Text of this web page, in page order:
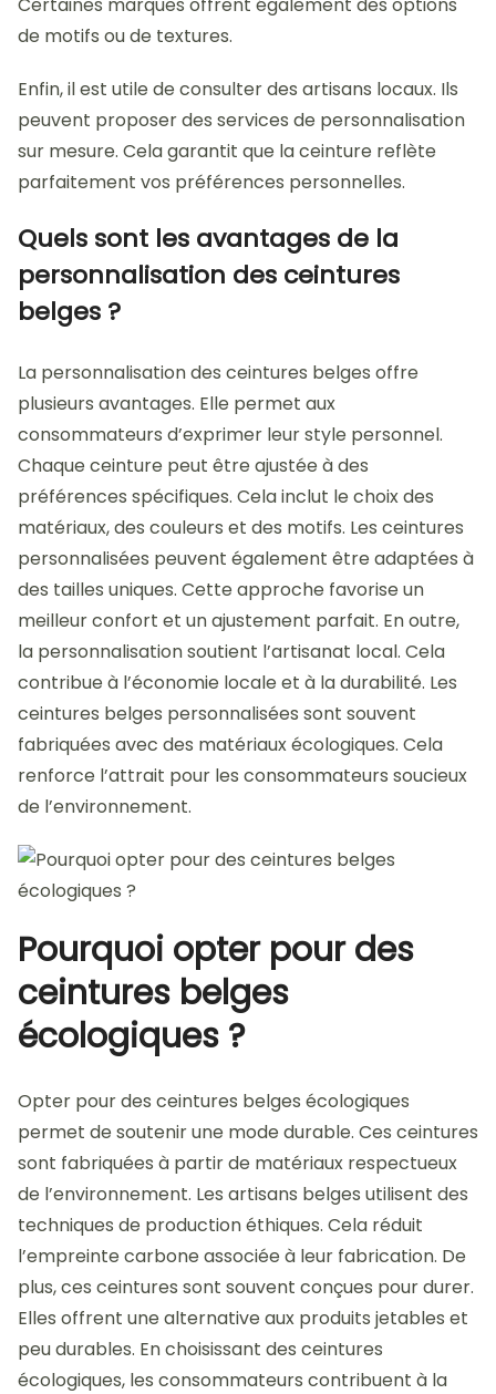
Certaines marques offrent également des options
de motifs ou de textures.
Enfin, il est utile de consulter des artisans locaux. Ils
peuvent proposer des services de personnalisation
sur mesure. Cela garantit que la ceinture reflète
parfaitement vos préférences personnelles.
Quels sont les avantages de la
personnalisation des ceintures
belges ?
La personnalisation des ceintures belges offre
plusieurs avantages. Elle permet aux
consommateurs d’exprimer leur style personnel.
Chaque ceinture peut être ajustée à des
préférences spécifiques. Cela inclut le choix des
matériaux, des couleurs et des motifs. Les ceintures
personnalisées peuvent également être adaptées à
des tailles uniques. Cette approche favorise un
meilleur confort et un ajustement parfait. En outre,
la personnalisation soutient l’artisanat local. Cela
contribue à l’économie locale et à la durabilité. Les
ceintures belges personnalisées sont souvent
fabriquées avec des matériaux écologiques. Cela
renforce l’attrait pour les consommateurs soucieux
de l’environnement.
Pourquoi opter pour des
ceintures belges
écologiques ?
Opter pour des ceintures belges écologiques
permet de soutenir une mode durable. Ces ceintures
sont fabriquées à partir de matériaux respectueux
de l’environnement. Les artisans belges utilisent des
techniques de production éthiques. Cela réduit
l’empreinte carbone associée à leur fabrication. De
plus, ces ceintures sont souvent conçues pour durer.
Elles offrent une alternative aux produits jetables et
peu durables. En choisissant des ceintures
écologiques, les consommateurs contribuent à la